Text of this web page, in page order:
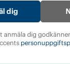
anmäla dig